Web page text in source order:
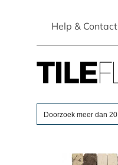
Help & Contact